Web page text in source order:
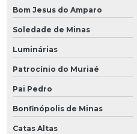
Bom Jesus do Amparo
Soledade de Minas
Luminárias
Patrocínio do Muriaé
Pai Pedro
Bonfinópolis de Minas
Catas Altas